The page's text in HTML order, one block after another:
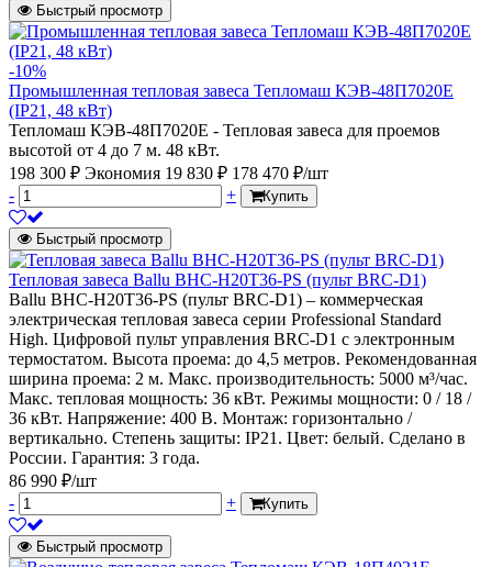
Быстрый просмотр
-10%
Промышленная тепловая завеса Тепломаш КЭВ-48П7020Е
(IP21, 48 кВт)
Тепломаш КЭВ-48П7020Е - Тепловая завеса для проемов
высотой от 4 до 7 м. 48 кВт.
198 300 ₽ Экономия 19 830 ₽ 178 470 ₽/шт
-
+ Купить
Быстрый просмотр
Тепловая завеса Ballu BHC-H20T36-PS (пульт BRC-D1)
Ballu BHC-H20T36-PS (пульт BRC-D1) – коммерческая
электрическая тепловая завеса серии Professional Standard
High. Цифровой пульт управления BRC-D1 с электронным
термостатом. Высота проема: до 4,5 метров. Рекомендованная
ширина проема: 2 м. Макс. производительность: 5000 м³/час.
Макс. тепловая мощность: 36 кВт. Режимы мощности: 0 / 18 /
36 кВт. Напряжение: 400 В. Монтаж: горизонтально /
вертикально. Степень защиты: IP21. Цвет: белый. Сделано в
России. Гарантия: 3 года.
86 990 ₽/шт
-
+ Купить
Быстрый просмотр